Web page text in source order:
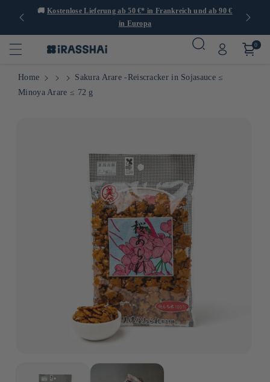
🚚Kostenlose Lieferung ab 50 €* in Frankreich und ab 90 €
in Europa
0
Home
Sakura Arare -Reiscracker in Sojasauce ≤
Minoya Arare ≤ 72 g